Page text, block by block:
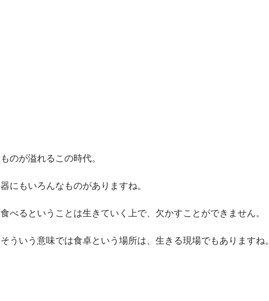
ものが溢れるこの時代。
器にもいろんなものがありますね。
食べるということは生きていく上で、欠かすことができません。
そういう意味では食卓という場所は、生きる現場でもありますね。